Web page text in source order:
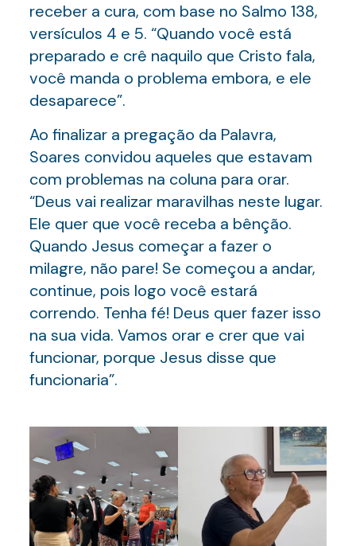
receber a cura, com base no Salmo 138,
versículos 4 e 5. “Quando você está
preparado e crê naquilo que Cristo fala,
você manda o problema embora, e ele
desaparece”.
Ao finalizar a pregação da Palavra,
Soares convidou aqueles que estavam
com problemas na coluna para orar.
“Deus vai realizar maravilhas neste lugar.
Ele quer que você receba a bênção.
Quando Jesus começar a fazer o
milagre, não pare! Se começou a andar,
continue, pois logo você estará
correndo. Tenha fé! Deus quer fazer isso
na sua vida. Vamos orar e crer que vai
funcionar, porque Jesus disse que
funcionaria”.